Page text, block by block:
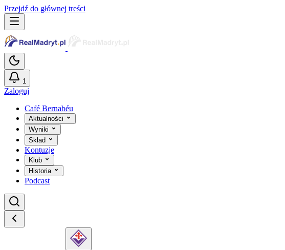
Przejdź do głównej treści
1
Zaloguj
Café Bernabéu
Aktualności
Wyniki
Skład
Kontuzje
Klub
Historia
Podcast